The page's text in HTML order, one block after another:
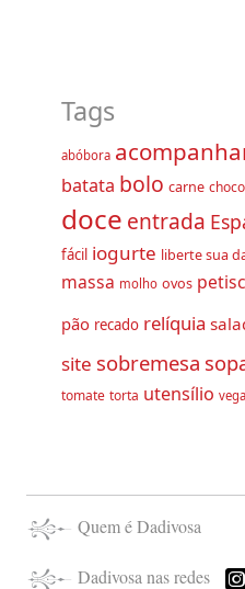
Tags
abóbora
batata bolo carne
doce entrada
fácil iogurte liberte sua
massa molho ovos
pão recado relíquia
site sobremesa
tomate torta utensílio
Quem é Dadivosa
Dadivosa nas redes